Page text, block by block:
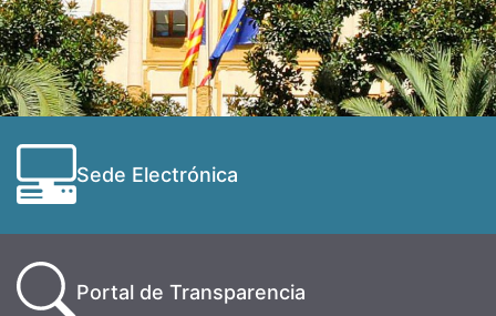
Sede Electrónica
Portal de Transparencia